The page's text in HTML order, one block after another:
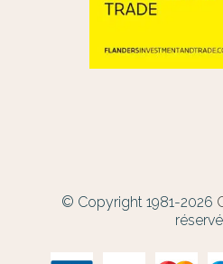
© Copyright 1981-2026